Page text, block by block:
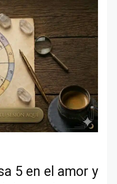
5 en el amor y